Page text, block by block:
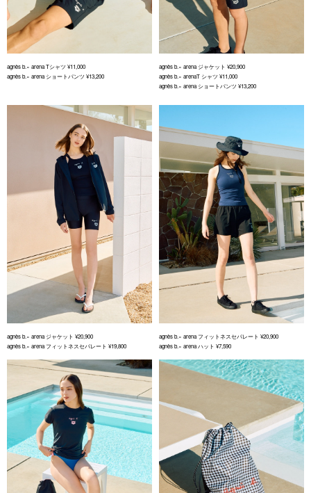
agnès b.× arena Tシャツ ¥11,000
agnès b.× arena ショートパンツ ¥13,200
agnès b.× arena ジャケット ¥20,900
agnès b.× arenaT シャツ ¥11,000
agnès b.× arena ショートパンツ ¥13,200
agnès b.× arena ジャケット ¥20,900
agnès b.× arena フィットネスセパレート ¥19,800
agnès b.× arena フィットネスセパレート ¥20,900
agnès b.× arena ハット ¥7,590